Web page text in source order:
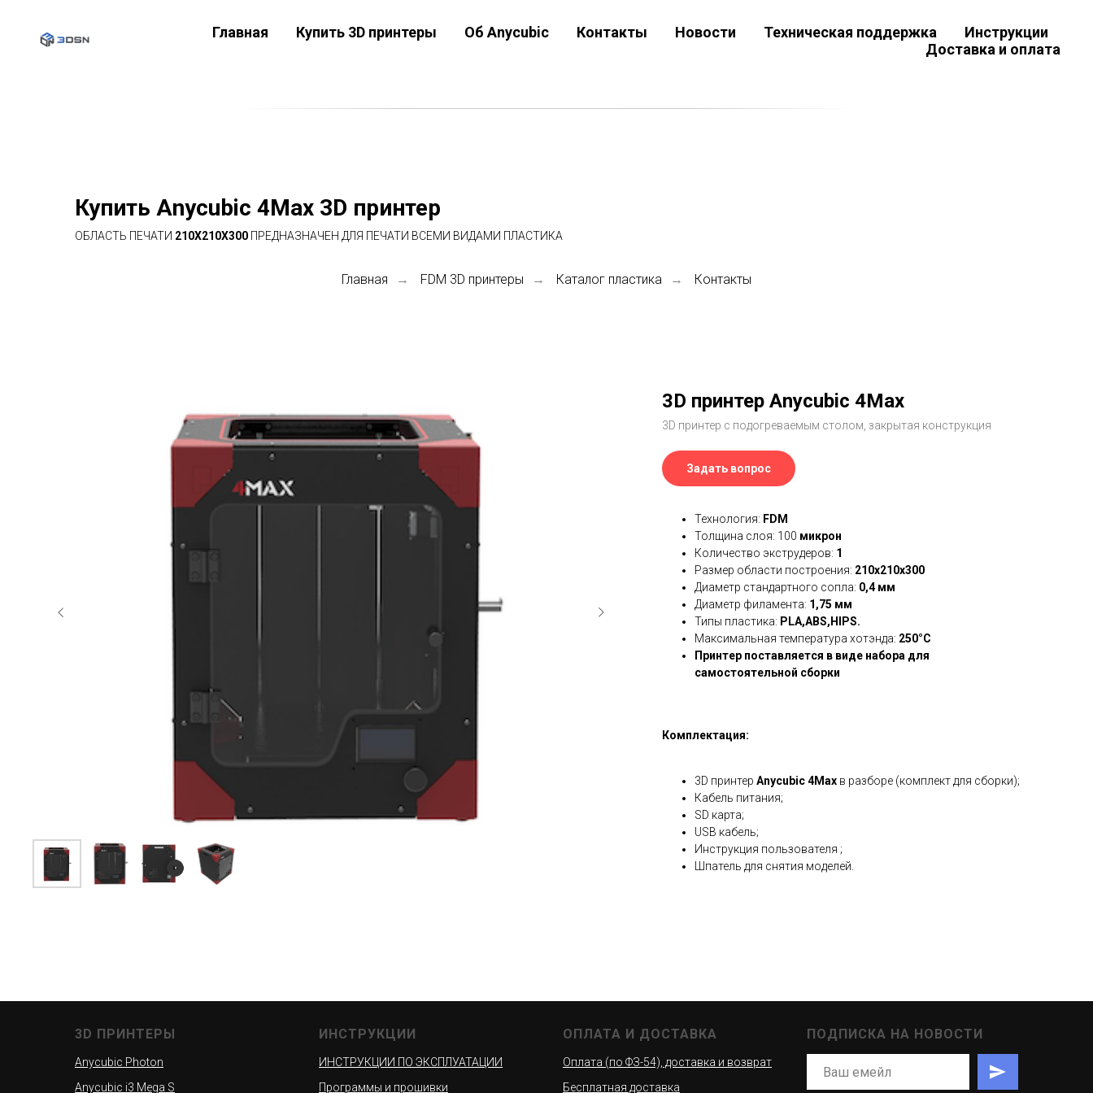
Главная Купить 3D принтеры Об Anycubic Контакты Новости Техническая поддержка
Инструкции
Доставка и оплата
Купить Anycubic 4Max 3D принтер
ОБЛАСТЬ ПЕЧАТИ 210X210X300 ПРЕДНАЗНАЧЕН ДЛЯ ПЕЧАТИ ВСЕМИ ВИДАМИ ПЛАСТИКА
Главная → FDM 3D принтеры → Каталог пластика → Контакты
3D принтер Anycubic 4Max
3D принтер с подогреваемым столом, закрытая конструкция
Задать вопрос
Технология: FDM
Толщина слоя: 100 микрон
Количество экструдеров: 1
Размер области построения: 210x210x300
Диаметр стандартного сопла: 0,4 мм
Диаметр филамента: 1,75 мм
Типы пластика: PLA,ABS,HIPS.
Максимальная температура хотэнда: 250°C
Принтер поставляется в виде набора для
самостоятельной сборки
Комплектация:
3D принтер Anycubic 4Max в разборе (комплект для сборки);
Кабель питания;
SD карта;
USB кабель;
Инструкция пользователя ;
Шпатель для снятия моделей.
3D ПРИНТЕРЫ
Anycubic Photon
Anycubic i3 Mega S
ИНСТРУКЦИИ
ИНСТРУКЦИИ ПО ЭКСПЛУАТАЦИИ
Программы и прошивки
ОПЛАТА И ДОСТАВКА
Оплата (по ФЗ-54), доставка и возврат
Бесплатная доставка
ПОДПИСКА НА НОВОСТИ